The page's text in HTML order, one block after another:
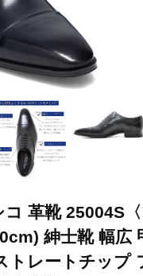
革靴 25004S〈
紳士靴 幅広
トレートチップ